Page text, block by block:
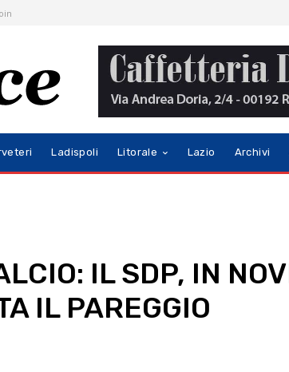
Ladispoli Litorale Lazio Archivi
IL SDP, IN
IL PAREGGIO